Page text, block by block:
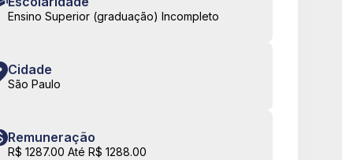
Ensino Superior (graduação) Incompleto
Cidade
São Paulo
Remuneração
R$ 1287.00 Até R$ 1288.00